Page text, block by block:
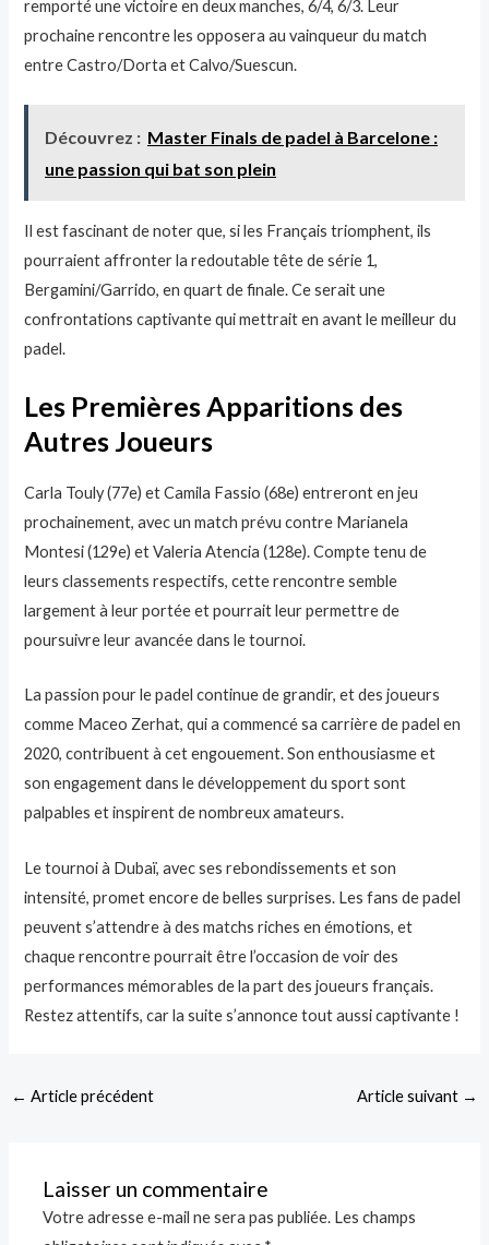
remporté une victoire en deux manches, 6/4, 6/3. Leur
prochaine rencontre les opposera au vainqueur du match
entre Castro/Dorta et Calvo/Suescun.
Découvrez : Master Finals de padel à Barcelone :
une passion qui bat son plein
Il est fascinant de noter que, si les Français triomphent, ils
pourraient affronter la redoutable tête de série 1,
Bergamini/Garrido, en quart de finale. Ce serait une
confrontations captivante qui mettrait en avant le meilleur du
padel.
Les Premières Apparitions des
Autres Joueurs
Carla Touly (77e) et Camila Fassio (68e) entreront en jeu
prochainement, avec un match prévu contre Marianela
Montesi (129e) et Valeria Atencia (128e). Compte tenu de
leurs classements respectifs, cette rencontre semble
largement à leur portée et pourrait leur permettre de
poursuivre leur avancée dans le tournoi.
La passion pour le padel continue de grandir, et des joueurs
comme Maceo Zerhat, qui a commencé sa carrière de padel en
2020, contribuent à cet engouement. Son enthousiasme et
son engagement dans le développement du sport sont
palpables et inspirent de nombreux amateurs.
Le tournoi à Dubaï, avec ses rebondissements et son
intensité, promet encore de belles surprises. Les fans de padel
peuvent s’attendre à des matchs riches en émotions, et
chaque rencontre pourrait être l’occasion de voir des
performances mémorables de la part des joueurs français.
Restez attentifs, car la suite s’annonce tout aussi captivante !
← Article précédent Article suivant →
Laisser un commentaire
Votre adresse e-mail ne sera pas publiée. Les champs